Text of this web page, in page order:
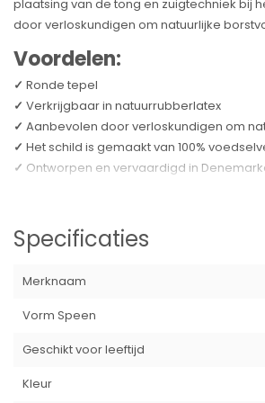
plaatsing van de tong en zuigtechniek bij
door verloskundigen om natuurlijke
Voordelen:
✓ Ronde tepel
✓ Verkrijgbaar in natuurrubberlatex
✓ Aanbevolen door verloskundigen om
✓ Het schild is gemaakt van 100%
✓ Ontworpen en vervaardigd in
De ronde tepel bevordert een
aangezien de ronde vorm de zijkanten
De tepel is voorzien van een ventiel,
waardoor de tepel wordt afgeplat om
kleurvariaties optreden.
Schild:
Specificaties
Merknaam
Vorm Speen
Geschikt voor leeftijd
Kleur